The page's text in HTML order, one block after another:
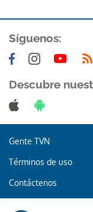
Síguenos:
Descubre
Gente TVN
Términos de uso
Contáctenos